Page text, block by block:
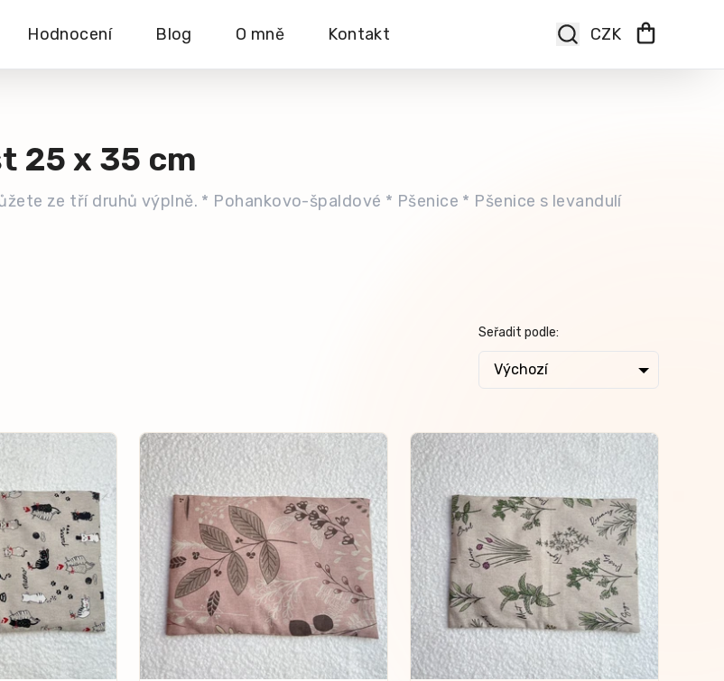
Hodnocení Blog O mně Kontakt
25 x 35 cm
ze tří druhů výplně. * Pohankovo-špaldové * Pšenice * Pšenice s levandulí
Seřadit podle:
Výchozí